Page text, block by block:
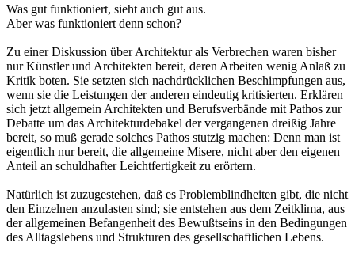
Was gut funktioniert, sieht auch gut aus.
Aber was funktioniert denn schon?
Zu einer Diskussion über Architektur als Verbrechen waren bisher
nur Künstler und Architekten bereit, deren Arbeiten wenig Anlaß zu
Kritik boten. Sie setzten sich nachdrücklichen Beschimpfungen aus,
wenn sie die Leistungen der anderen eindeutig kritisierten. Erklären
sich jetzt allgemein Architekten und Berufsverbände mit Pathos zur
Debatte um das Architekturdebakel der vergangenen dreißig Jahre
bereit, so muß gerade solches Pathos stutzig machen: Denn man ist
eigentlich nur bereit, die allgemeine Misere, nicht aber den eigenen
Anteil an schuldhafter Leichtfertigkeit zu erörtern.
Natürlich ist zuzugestehen, daß es Problemblindheiten gibt, die nicht
den Einzelnen anzulasten sind; sie entstehen aus dem Zeitklima, aus
der allgemeinen Befangenheit des Bewußtseins in den Bedingungen
des Alltagslebens und Strukturen des gesellschaftlichen Lebens.